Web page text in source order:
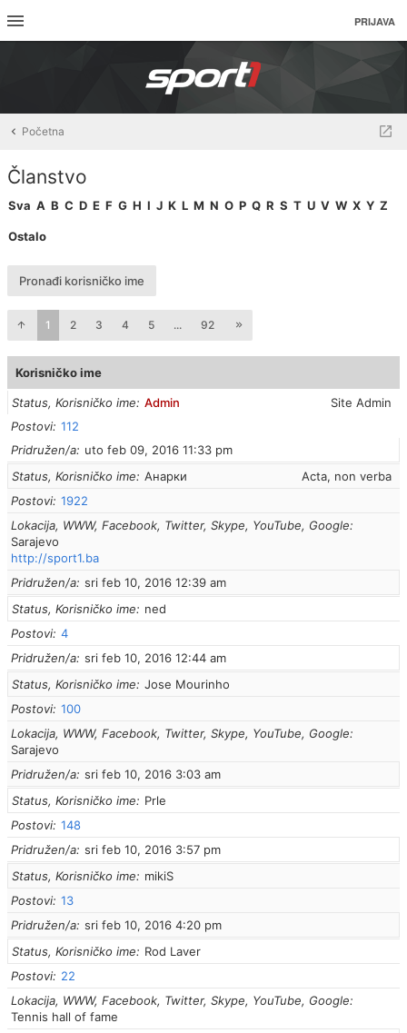
PRIJAVA
Početna
Članstvo
Sva A B C D E F G H I J K L M N O P Q R S T U V W X Y Z
Ostalo
Pronađi korisničko ime
1 2 3 4 5 ... 92
Korisničko ime
Status, Korisničko ime Site Admin
Admin
Postovi 112
Pridružen/a
uto feb 09, 2016 11:33 pm
Status, Korisničko ime
Acta, non verba
Анарки
Postovi 1922
Lokacija, WWW, Facebook, Twitter, Skype, YouTube, Google
Sarajevo
http://sport1.ba
Pridružen/a sri feb 10, 2016 12:39 am
Status, Korisničko ime
ned
Postovi 4
Pridružen/a sri feb 10, 2016 12:44 am
Status, Korisničko ime
Jose Mourinho
Postovi 100
Lokacija, WWW, Facebook, Twitter, Skype, YouTube, Google
Sarajevo
Pridružen/a sri feb 10, 2016 3:03 am
Status, Korisničko ime
Prle
Postovi 148
Pridružen/a sri feb 10, 2016 3:57 pm
Status, Korisničko ime
mikiS
Postovi 13
Pridružen/a sri feb 10, 2016 4:20 pm
Status, Korisničko ime
Rod Laver
Postovi
22
Lokacija, WWW, Facebook, Twitter, Skype, YouTube, Google
Tennis hall of fame